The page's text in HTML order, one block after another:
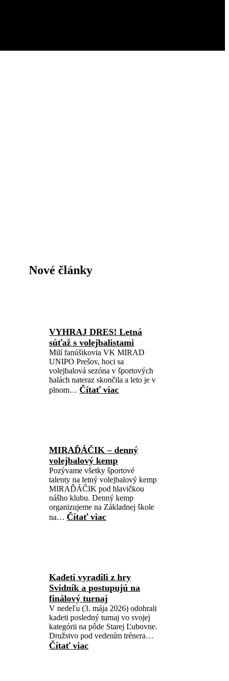
Nové články
VYHRAJ DRES! Letná
súťaž s volejbalistami
Milí fanúšikovia VK MIRAD
UNIPO Prešov, hoci sa
volejbalová sezóna v športových
halách nateraz skončila a leto je v
plnom…Čítať viac
MIRAĎÁČIK – denný
volejbalový kemp
Pozývame všetky športové
talenty na letný volejbalový kemp
MIRAĎÁČIK pod hlavičkou
nášho klubu. Denný kemp
organizujeme na Základnej škole
na…Čítať viac
Kadeti vyradili z hry
Svidník a postupujú na
finálový turnaj
V nedeľu (3. mája 2026) odohrali
kadeti posledný turnaj vo svojej
kategórii na pôde Starej Ľubovne.
Družstvo pod vedením trénera…
Čítať viac